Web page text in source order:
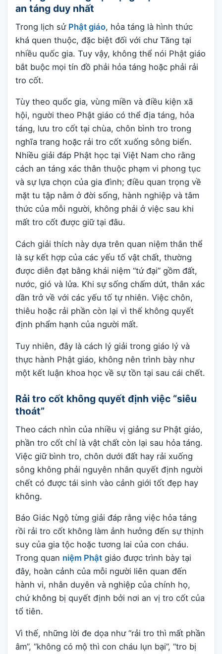
an táng duy nhất
Trong lịch sử Phật giáo, hỏa táng là hình thức
khá quen thuộc, đặc biệt đối với chư Tăng tại
nhiều quốc gia. Tuy vậy, không thể nói Phật giáo
bắt buộc mọi tín đồ phải hỏa táng hoặc phải rải
tro cốt.
Tùy theo quốc gia, vùng miền và điều kiện xã
hội, người theo Phật giáo có thể địa táng, hỏa
táng, lưu tro cốt tại chùa, chôn bình tro trong
nghĩa trang hoặc rải tro cốt xuống sông biển.
Nhiều giải đáp Phật học tại Việt Nam cho rằng
cách an táng xác thân thuộc phạm vi phong tục
và sự lựa chọn của gia đình; điều quan trọng về
mặt tu tập nằm ở đời sống, hành nghiệp và tâm
thức của mỗi người, không phải ở việc sau khi
mất tro cốt được giữ tại đâu.
Cách giải thích này dựa trên quan niệm thân thể
là sự kết hợp của các yếu tố vật chất, thường
được diễn đạt bằng khái niệm “tứ đại” gồm đất,
nước, gió và lửa. Khi sự sống chấm dứt, thân xác
dần trở về với các yếu tố tự nhiên. Việc chôn,
thiêu hoặc rải phần còn lại vì thế không quyết
định phẩm hạnh của người mất.
Tuy nhiên, đây là cách lý giải trong giáo lý và
thực hành Phật giáo, không nên trình bày như
một kết luận khoa học về sự tồn tại sau cái chết.
Rải tro cốt không quyết định việc “siêu
thoát”
Theo cách nhìn của nhiều vị giảng sư Phật giáo,
phần tro cốt chỉ là vật chất còn lại sau hỏa táng.
Việc giữ bình tro, chôn dưới đất hay rải xuống
sông không phải nguyên nhân quyết định người
chết có được tái sinh vào cảnh giới tốt đẹp hay
không.
Báo Giác Ngộ từng giải đáp rằng việc hỏa táng
rồi rải tro cốt không làm ảnh hưởng đến sự thịnh
suy của gia tộc hoặc tương lai của con cháu.
Trong quan niệm Phật giáo được trình bày tại
đây, hoàn cảnh của mỗi người liên quan đến
hành vi, nhân duyên và nghiệp của chính họ,
chứ không bị quyết định bởi nơi an vị tro cốt của
tổ tiên.
Vì thế, những lời đe dọa như “rải tro thì mất phần
âm”, “không có mộ thì con cháu lụn bại”, “tro bị